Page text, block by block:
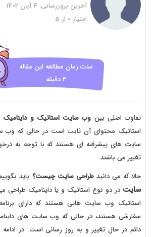
آخرین بروزرسانی:
امتیاز 0 از 5
مدت زمان مطالعه این مقاله
3 دقیقه
تفاوت اصلی بین وب سایت استاتیک و داینامیک
استاتیک محتوای آن ثابت است در حالی که وب
سایت های پیشرفته ای هستند که با توجه به
تغییر می باشند.
حالا که می دانیدطراحی سایت چیست؟ باید
سایت در دو نوع استاتیک و یا داینامیک
استاتیک وب سایت هایی هستند که دارای
سفارشی هستند، در حالی که وب سایت های
دائم در حال تغییر و به روز رسانی است. در